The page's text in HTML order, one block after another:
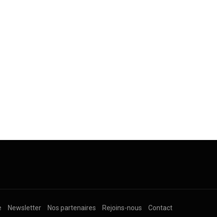
Newsletter Nos partenaires Rejoins-nous Contact